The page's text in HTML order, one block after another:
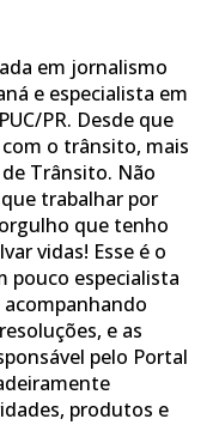
em jornalismo
e especialista em
PR. Desde que
o trânsito, mais
Trânsito. Não
trabalhar por
que tenho
vidas! Esse é o
pouco especialista
e as
pelo Portal
produtos e